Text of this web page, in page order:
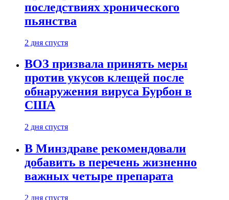
последствиях хронического
пьянства
2 дня спустя
ВОЗ призвала принять меры
против укусов клещей после
обнаружения вируса Бурбон в
США
2 дня спустя
В Минздраве рекомендовали
добавить в перечень жизненно
важных четыре препарата
2 дня спустя